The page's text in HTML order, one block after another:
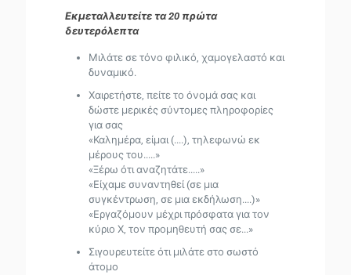
Εκμεταλλευτείτε τα 20 πρώτα
δευτερόλεπτα
Μιλάτε σε τόνο φιλικό, χαμογελαστό και
δυναμικό.
Χαιρετήστε, πείτε το όνομά σας και
δώστε μερικές σύντομες πληροφορίες
για σας
«Καλημέρα, είμαι (....), τηλεφωνώ εκ
μέρους του.....»
«Ξέρω ότι αναζητάτε.....»
«Είχαμε συναντηθεί (σε μια
συγκέντρωση, σε μια εκδήλωση....)»
«Εργαζόμουν μέχρι πρόσφατα για τον
κύριο Χ, τον προμηθευτή σας σε...»
Σιγουρευτείτε ότι μιλάτε στο σωστό
άτομο